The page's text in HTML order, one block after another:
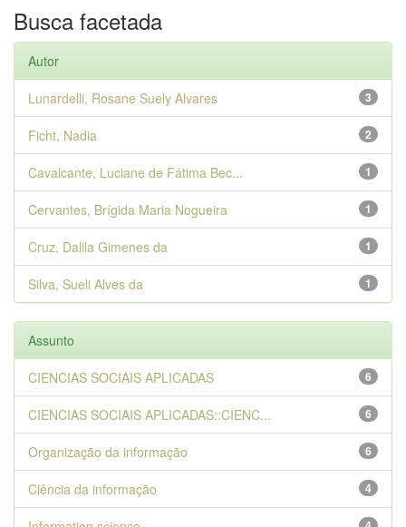
Busca facetada
Autor
3
Lunardelli, Rosane Suely Alvares
2
Ficht, Nadia
1
Cavalcante, Luciane de Fátima Bec...
1
Cervantes, Brígida Maria Nogueira
1
Cruz, Dalila Gimenes da
1
Silva, Sueli Alves da
Assunto
6
CIENCIAS SOCIAIS APLICADAS
6
CIENCIAS SOCIAIS APLICADAS::CIENC...
6
Organização da informação
4
Ciência da informação